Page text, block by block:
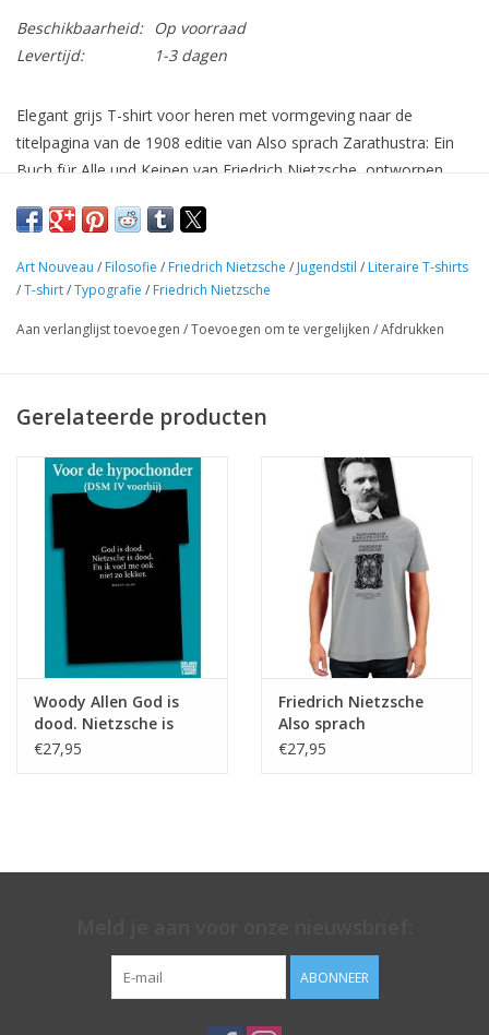
Beschikbaarheid:
Op voorraad
Levertijd:
1-3 dagen
Elegant grijs T-shirt voor heren met vormgeving naar de
titelpagina van de 1908 editie van Also sprach Zarathustra: Ein
Buch für Alle und Keinen van Friedrich Nietzsche, ontworpen
andere liefhebbers van Jugendstil Design.
¶ Zarathoestra (of Zoroaster) was de grondlegger van het
zoroastrisme, een godsdienst die tegenwoordig haar
grave draagt.
Art Nouveau / Filosofie / Friedrich Nietzsche /Jugendstil / Literaire T-shirts
/T-shirt/Typografie / Friedrich Nietzsche
Aan verlanglijst toevoegen /Toevoegen om te vergelijken /Afdrukken
Gerelateerde producten
Woody Allen God is
dood. Nietzsche is
dood. En ik voel me
€27,95
Friedrich Nietzsche
Also sprach
Zarathustra ♂ (grey)
€27,95
ABONNEER